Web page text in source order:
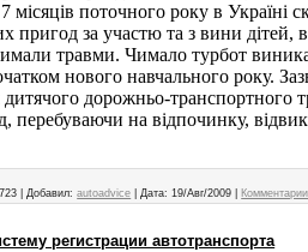
місяців поточного року в Україні
пригод за участю та з вини дітей,
травми. Чимало турбот
нового навчального року.
дитячого дорожньо-
перебуваючи на відпочинку,
|Добавил: autoadvice |Дата: 19/Авг/2009
регистрации автотранспорта